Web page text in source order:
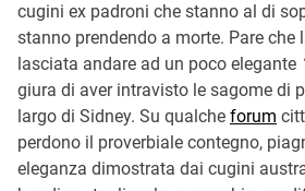
cugini ex padroni che stanno al di
stanno prendendo a morte. Pare che
lasciata andare ad un poco elegante
giura di aver intravisto le sagome di
largo di Sidney. Su qualche forum
perdono il proverbiale contegno,
eleganza dimostrata dai cugini